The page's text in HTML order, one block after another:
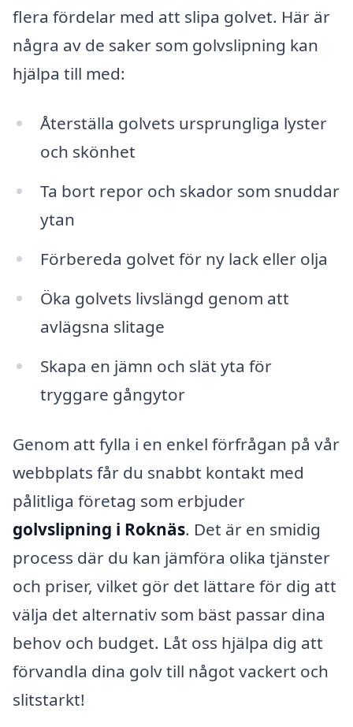
flera fördelar med att slipa golvet. Här är
några av de saker som golvslipning kan
hjälpa till med:
Återställa golvets ursprungliga lyster
och skönhet
Ta bort repor och skador som snuddar
ytan
Förbereda golvet för ny lack eller olja
Öka golvets livslängd genom att
avlägsna slitage
Skapa en jämn och slät yta för
tryggare gångytor
Genom att fylla i en enkel förfrågan på vår
webbplats får du snabbt kontakt med
pålitliga företag som erbjuder
golvslipning i Roknäs. Det är en smidig
process där du kan jämföra olika tjänster
och priser, vilket gör det lättare för dig att
välja det alternativ som bäst passar dina
behov och budget. Låt oss hjälpa dig att
förvandla dina golv till något vackert och
slitstarkt!